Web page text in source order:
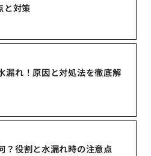
と対策
漏れ！原因と対処法を徹底解
？役割と水漏れ時の注意点